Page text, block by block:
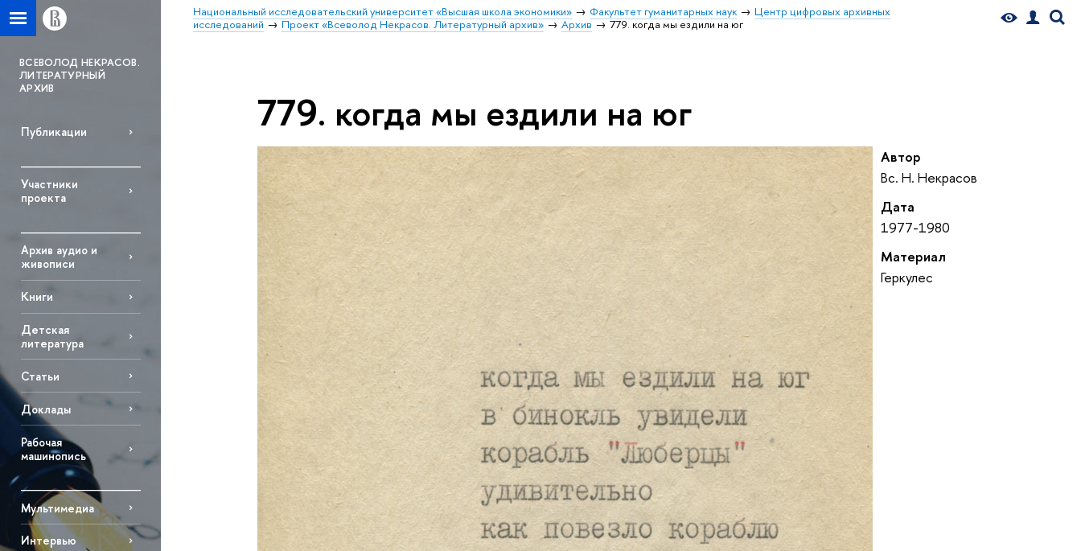
Национальный исследовательский университет «Высшая школа экономики» Факультет гуманитарных наук
Центр цифровых архивных
исследований
Проект «Всеволод Некрасов. Литературный архив» Архив 779. когда мы ездили на юг
ВСЕВОЛОД НЕКРАСОВ.
ЛИТЕРАТУРНЫЙ
АРХИВ
Публикации
Участники
проекта
Архив аудио и
живописи
Книги
Детская
литература
Статьи
Доклады
Рабочая
машинопись
Мультимедиа
Интервью
779. когда мы ездили на юг
Автор
Вс. Н. Некрасов
Дата
1977-1980
Материал
Геркулес